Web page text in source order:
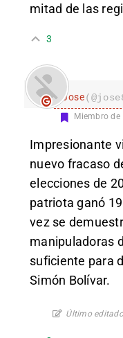
mitad de las
3
Jose
Miembro de
Impresionante
nuevo fracaso
elecciones de
patriota ganó
vez se
manipuladoras
suficiente para
Simón Bolívar.
Último